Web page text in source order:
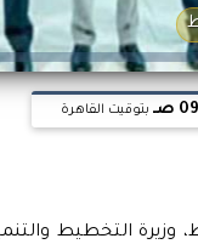
صـ بتوقيت القاهرة
وزيرة التخطيط